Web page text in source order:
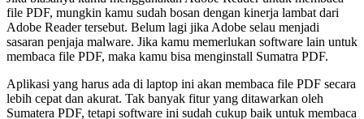
file PDF, mungkin kamu sudah bosan dengan kinerja lambat dari
Adobe Reader tersebut. Belum lagi jika Adobe selau menjadi
sasaran penjaja malware. Jika kamu memerlukan software lain untuk
membaca file PDF, maka kamu bisa menginstall Sumatra PDF.
Aplikasi yang harus ada di laptop ini akan membaca file PDF secara
lebih cepat dan akurat. Tak banyak fitur yang ditawarkan oleh
Sumatera PDF, tetapi software ini sudah cukup baik untuk membaca